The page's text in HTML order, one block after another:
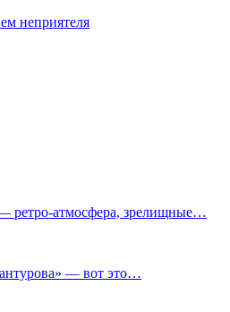
неприятеля
зрелищные…
— вот это…